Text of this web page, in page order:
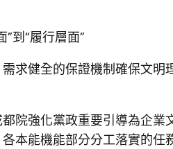
”到“履行層面”
求健全的保證機制確保文
院強化黨政重要引導為企
本能機能部分分工落實的